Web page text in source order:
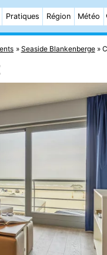
Pratiques Région Météo
Seaside Blankenberge